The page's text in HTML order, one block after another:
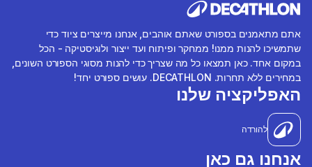
אתם מתאמנים בספורט שאתם אוהבים, אנחנו מייצרים ציוד כדי
שתמשיכו להנות ממנו! ממחקר ופיתוח ועד ייצור ולוגיסטיקה - הכל
במקום אחד. כאן תמצאו כל מה שצריך כדי להנות מסוגי הספורט השונים,
במחירים ללא תחרות. DECATHLON. עושים ספורט יחד!
האפליקציה שלנו
להורדה
אנחנו גם כאן